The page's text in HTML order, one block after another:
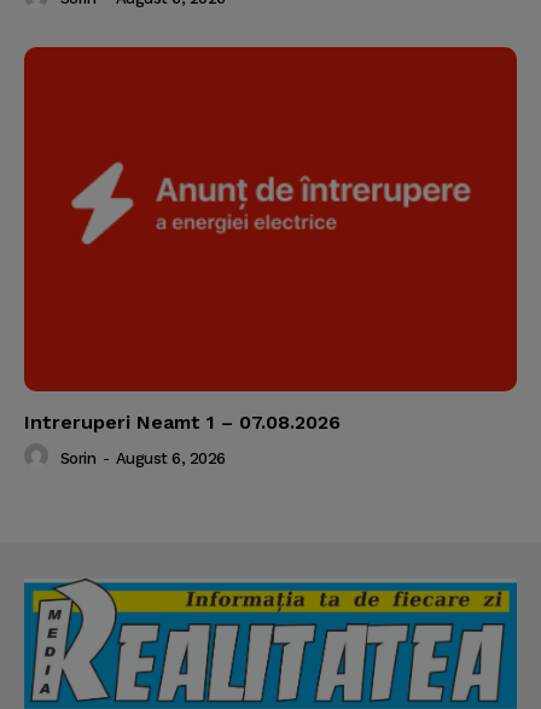
Intreruperi Neamt 1 – 07.08.2026
Sorin - August 6, 2026